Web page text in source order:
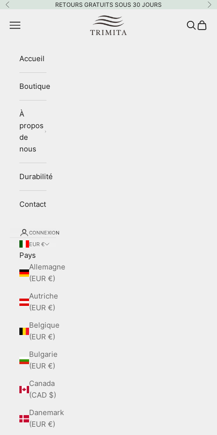
Passer au contenu
Précédent RETOURS GRATUITS SOUS 30 JOURS
Menu
Accueil
Boutique
À
propos
de
nous
Durabilité
Contact
CONNEXION
EUR €
Pays
Allemagne
(EUR €)
Autriche
(EUR €)
Belgique
(EUR €)
Bulgarie
(EUR €)
Canada
(CAD $)
Danemark
(EUR €)